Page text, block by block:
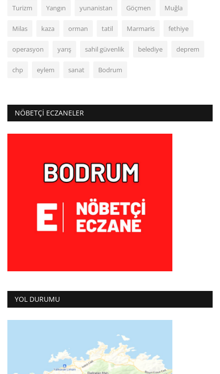
Turizm Yangın yunanistan Göçmen Muğla
Milas kaza orman tatil Marmaris fethiye
operasyon yarış sahil güvenlik belediye deprem
chp eylem sanat Bodrum
NÖBETÇI ECZANELER
YOL DURUMU